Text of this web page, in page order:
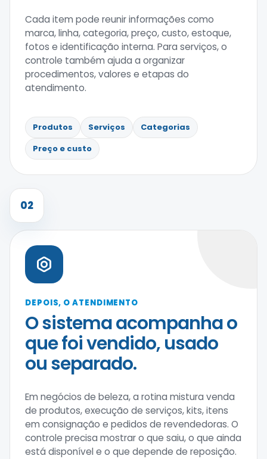
Cada item pode reunir informações como
marca, linha, categoria, preço, custo, estoque,
fotos e identificação interna. Para serviços, o
controle também ajuda a organizar
procedimentos, valores e etapas do
atendimento.
Produtos Serviços
Categorias
Preço e custo
02
DEPOIS, O ATENDIMENTO
O sistema acompanha o
que foi vendido, usado
ou separado.
Em negócios de beleza, a rotina mistura venda
de produtos, execução de serviços, kits, itens
em consignação e pedidos de revendedoras. O
controle precisa mostrar o que saiu, o que ainda
está disponível e o que depende de reposição.